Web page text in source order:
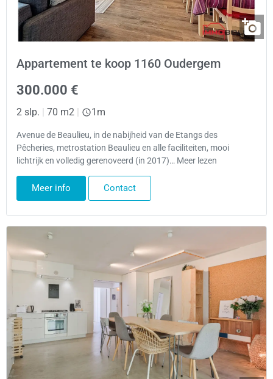
Appartement te koop 1160 Oudergem
300.000 €
2 slp. 70 m2 1m
Avenue de Beaulieu, in de nabijheid van de Etangs des
Pêcheries, metrostation Beaulieu en alle faciliteiten, mooi
lichtrijk en volledig gerenoveerd (in 2017)… Meer lezen
Meer info Contact